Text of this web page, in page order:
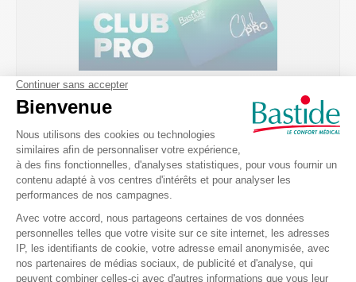
Les points forts
Bande adhésive
Non élastique
Boîte de 5
Pour prévenir la traumatologie sportive